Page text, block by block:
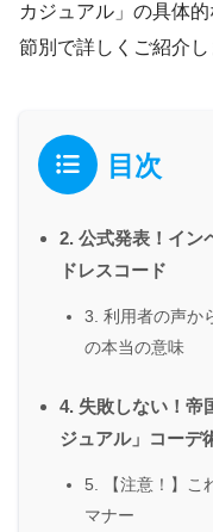
カジュアル」の具体
節別で詳しくご紹介し
目次
2. 公式発表！イン
ドレスコード
3. 利用者の声か
の本当の意味
4. 失敗しない！帝
ジュアル」コーデ
5. 【注意！】こ
マナー